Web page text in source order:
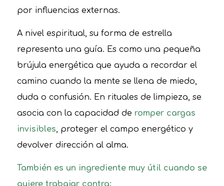
por influencias externas.
A nivel espiritual, su forma de estrella
representa una guía. Es como una pequeña
brújula energética que ayuda a recordar el
camino cuando la mente se llena de miedo,
duda o confusión. En rituales de limpieza, se
asocia con la capacidad de romper cargas
invisibles, proteger el campo energético y
devolver dirección al alma.
También es un ingrediente muy útil cuando se
quiere trabajar contra: